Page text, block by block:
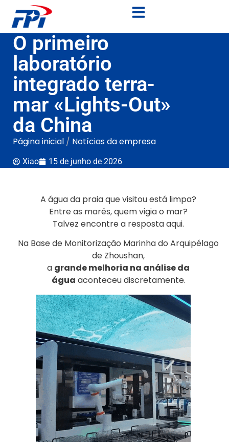
O primeiro
laboratório
integrado terra-
mar «Lights-Out»
da China
Página inicial / Notícias da empresa
Xiao 15 de junho de 2026
A água da praia que visitou está limpa?
Entre as marés, quem vigia o mar?
Talvez encontre a resposta aqui.
Na Base de Monitorização Marinha do Arquipélago
de Zhoushan,
a grande melhoria na análise da
água aconteceu discretamente.